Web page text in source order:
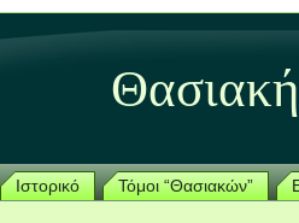
Ιστορικό Τόμοι “Θασιακών”